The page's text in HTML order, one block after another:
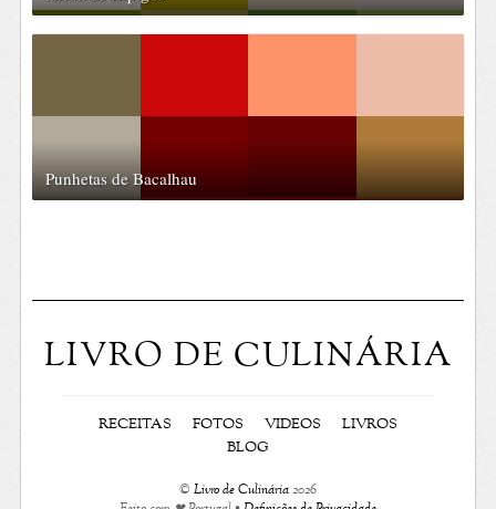
Punhetas de Bacalhau
LIVRO DE CULINÁRIA
RECEITAS FOTOS VIDEOS
LIVROS
BLOG
© Livro de Culinária2026